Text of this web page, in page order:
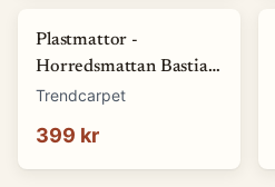
Plastmattor -
Horredsmattan Bastian
(blå) (Storlek: 70 x 50
Trendcarpet
399 kr